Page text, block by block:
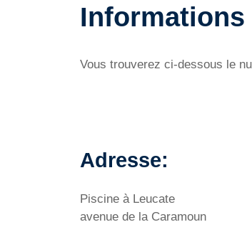
Informations
Vous trouverez ci-dessous le
Adresse:
Piscine à Leucate
avenue de la Caramoun